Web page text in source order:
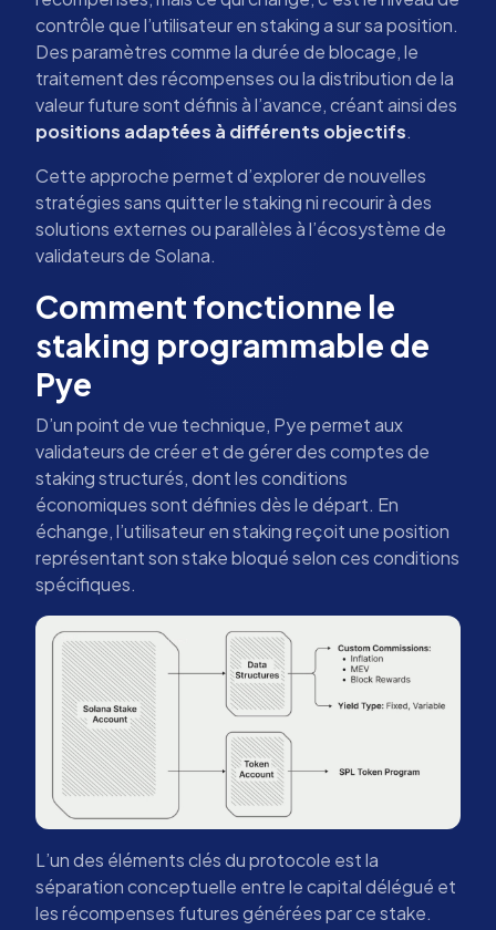
contrôle que l’utilisateur en staking a sur sa position.
Des paramètres comme la durée de blocage, le
traitement des récompenses ou la distribution de la
valeur future sont définis à l’avance, créant ainsi des
positions adaptées à différents objectifs.
Cette approche permet d’explorer de nouvelles
stratégies sans quitter le staking ni recourir à des
solutions externes ou parallèles à l’écosystème de
validateurs de Solana.
Comment fonctionne le
staking programmable de
Pye
D’un point de vue technique, Pye permet aux
validateurs de créer et de gérer des comptes de
staking structurés, dont les conditions
économiques sont définies dès le départ. En
échange, l’utilisateur en staking reçoit une position
représentant son stake bloqué selon ces conditions
spécifiques.
L’un des éléments clés du protocole est la
séparation conceptuelle entre le capital délégué et
les récompenses futures générées par ce stake.